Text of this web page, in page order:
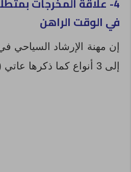
في الوقت الراهن
إن مهنة الإرشاد
إلى 3 أنواع كما ذكرها عاتي (2020):